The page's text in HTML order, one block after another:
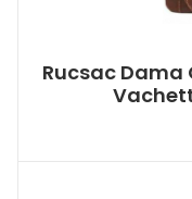
Rucsac Dama